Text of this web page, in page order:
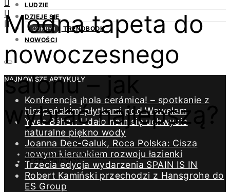
LUDZIE
DZIEJE SIĘ
ODKRYJ
TRENDBOOK
NOWOŚCI
NAJNOWSZE ARTYKUŁY
Konferencja ¡hola cerámica! – spotkanie z
hiszpańskimi płytkami pod Wawelem
Yves Béhar: Udało nam się uchwycić
naturalne piękno wody
Joanna Dec-Galuk, Roca Polska: Cisza
nowym kierunkiem rozwoju łazienki
Trzecia edycja wydarzenia SPAIN IS IN
Robert Kamiński przechodzi z Hansgrohe do
ES Group
Modna tapeta do
nowoczesnego
salonu – jak
wybrać najlepszą?
REDAKCJA DESIGN/BIZNES
28 STYCZNIA 2022